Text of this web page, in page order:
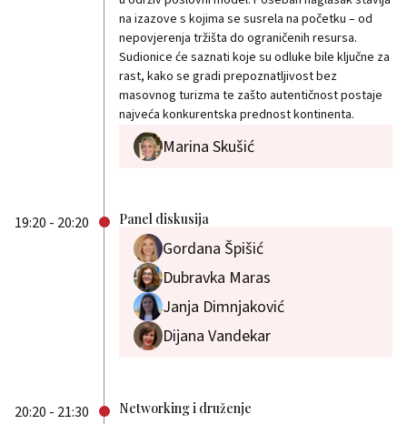
na izazove s kojima se susrela na početku – od
nepovjerenja tržišta do ograničenih resursa.
Sudionice će saznati koje su odluke bile ključne za
rast, kako se gradi prepoznatljivost bez
masovnog turizma te zašto autentičnost postaje
najveća konkurentska prednost kontinenta.
Marina Skušić
19:20 - 20:20 Panel diskusija
Gordana Špišić
Dubravka Maras
Janja Dimnjaković
Dijana Vandekar
20:20 - 21:30 Networking i druženje